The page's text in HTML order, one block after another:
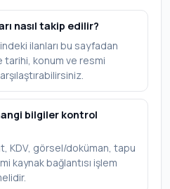
nasıl takip edilir?
ilanları bu sayfadan
konum ve resmi
bilgiler kontrol
KDV, görsel/doküman, tapu
kaynak bağlantısı işlem